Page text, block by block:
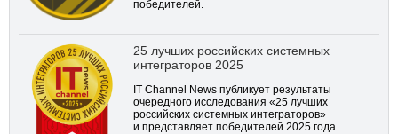
победителей.
25 лучших российских системных
интеграторов 2025
IT Channel News публикует результаты
очередного исследования «25 лучших
российских системных интеграторов»
и представляет победителей 2025 года.